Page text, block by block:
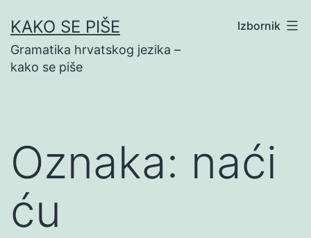
na
sadržaj
KAKO SE PIŠE
Gramatika hrvatskog jezika –
kako se piše
Izbornik
Oznaka: naći
ću